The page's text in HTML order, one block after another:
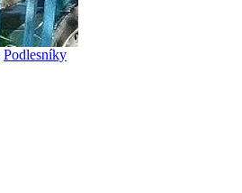
Podlesníky